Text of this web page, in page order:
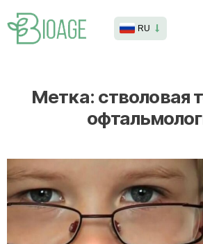
RU
Метка: стволовая